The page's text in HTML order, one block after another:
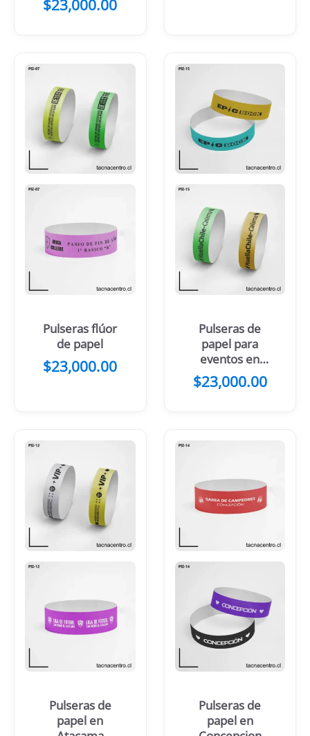
$23,000.00
Pulseras flúor
de papel
$23,000.00
Pulseras de
papel para
eventos en
Calama
$23,000.00
Pulseras de
papel en
Pulseras de
papel en